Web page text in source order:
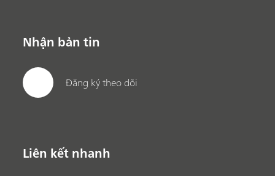
Nhận bản tin
Đăng ký theo dõi
Liên kết nhanh